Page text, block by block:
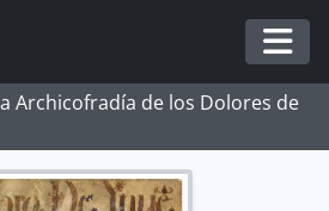
Archicofradía de los Dolores de